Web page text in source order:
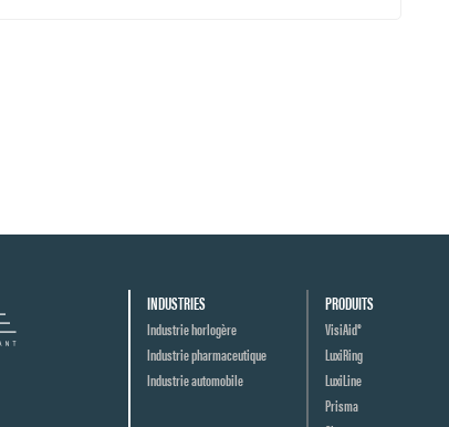
INDUSTRIES
Industrie horlogère
Industrie pharmaceutique
Industrie automobile
PRODUITS
VisiAid®
LuxiRing
LuxiLine
Prisma